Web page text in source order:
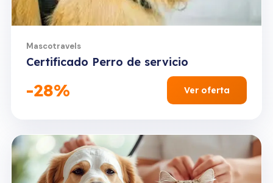
Mascotravels
Certificado Perro de servicio
-28% Ver oferta
Solo por hoy